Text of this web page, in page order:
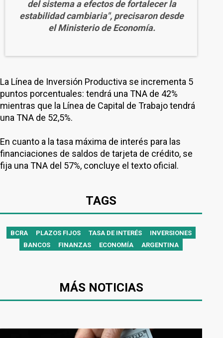
del sistema a efectos de fortalecer la
estabilidad cambiaria", precisaron desde
el Ministerio de Economía.
La Línea de Inversión Productiva se incrementa 5
puntos porcentuales: tendrá una TNA de 42%
mientras que la Línea de Capital de Trabajo tendrá
una TNA de 52,5%.
En cuanto a la tasa máxima de interés para las
financiaciones de saldos de tarjeta de crédito, se
fija una TNA del 57%, concluye el texto oficial.
TAGS
BCRA PLAZOS FIJOS TASA DE INTERÉS
INVERSIONES
BANCOS
FINANZAS ECONOMÍA ARGENTINA
MÁS NOTICIAS